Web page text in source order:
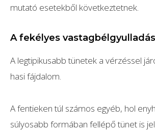
mutató esetekből következtetnek.
A fekélyes
A legtipikusabb tünetek a vérzéssel
hasi fájdalom.
A fentieken túl számos egyéb, hol
súlyosabb formában fellépő tünet is